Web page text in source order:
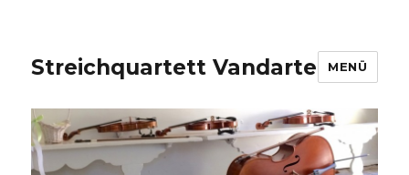
Streichquartett Vandarte MENÜ